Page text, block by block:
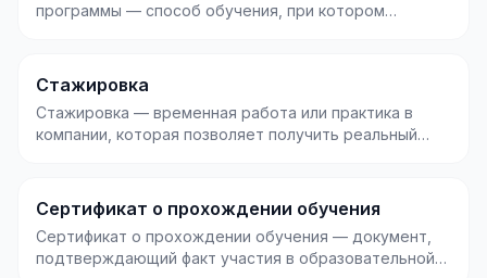
программы — способ обучения, при котором
Стажировка
Стажировка — временная работа или практика в
компании, которая позволяет получить реальный
Сертификат о прохождении обучения
Сертификат о прохождении обучения — документ,
подтверждающий факт участия в образовательной